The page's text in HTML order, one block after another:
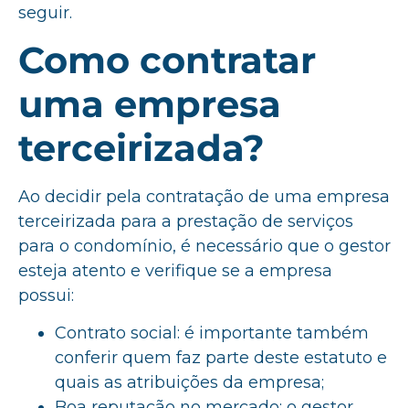
seguir.
Como contratar
uma empresa
terceirizada?
Ao decidir pela contratação de uma empresa
terceirizada para a prestação de serviços
para o condomínio, é necessário que o gestor
esteja atento e verifique se a empresa
possui:
Contrato social: é importante também
conferir quem faz parte deste estatuto e
quais as atribuições da empresa;